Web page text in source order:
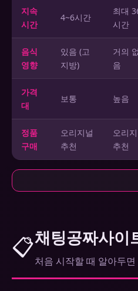
지속
시간
4~6시간
최대
시간
음식
영향
있음 (고
지방)
거의 없
음
가격
대
보통 높음
정품
구매
오리지널
추천
오리
추천
📋채팅공짜사이
처음 시작할 때 알아두면